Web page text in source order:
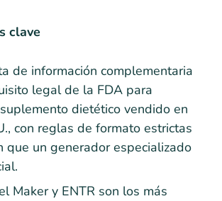
clave
de información complementaria
legal de la FDA para
dietético vendido en
con reglas de formato estrictas
que un generador especializado
Maker y ENTR son los más